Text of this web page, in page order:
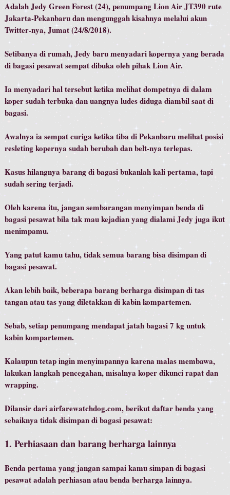
Adalah Jedy Green Forest (24), penumpang Lion Air JT390 rute
Jakarta-Pekanbaru dan mengunggah kisahnya melalui akun
Twitter-nya, Jumat (24/8/2018).
Setibanya di rumah, Jedy baru menyadari kopernya yang berada
di bagasi pesawat sempat dibuka oleh pihak Lion Air.
Ia menyadari hal tersebut ketika melihat dompetnya di dalam
koper sudah terbuka dan uangnya ludes diduga diambil saat di
bagasi.
Awalnya ia sempat curiga ketika tiba di Pekanbaru melihat posisi
resleting kopernya sudah berubah dan belt-nya terlepas.
Kasus hilangnya barang di bagasi bukanlah kali pertama, tapi
sudah sering terjadi.
Oleh karena itu, jangan sembarangan menyimpan benda di
bagasi pesawat bila tak mau kejadian yang dialami Jedy juga ikut
menimpamu.
Yang patut kamu tahu, tidak semua barang bisa disimpan di
bagasi pesawat.
Akan lebih baik, beberapa barang berharga disimpan di tas
tangan atau tas yang diletakkan di kabin kompartemen.
Sebab, setiap penumpang mendapat jatah bagasi 7 kg untuk
kabin kompartemen.
Kalaupun tetap ingin menyimpannya karena malas membawa,
lakukan langkah pencegahan, misalnya koper dikunci rapat dan
wrapping.
Dilansir dari airfarewatchdog.com, berikut daftar benda yang
sebaiknya tidak disimpan di bagasi pesawat:
1. Perhiasaan dan barang berharga lainnya
Benda pertama yang jangan sampai kamu simpan di bagasi
pesawat adalah perhiasan atau benda berharga lainnya.